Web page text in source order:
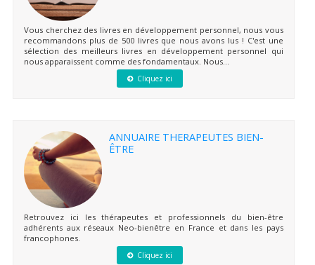
Vous cherchez des livres en développement personnel, nous vous
recommandons plus de 500 livres que nous avons lus ! C'est une
sélection des meilleurs livres en développement personnel qui
nous apparaissent comme des fondamentaux. Nous...
Cliquez ici
ANNUAIRE THERAPEUTES BIEN-
ÊTRE
Retrouvez ici les thérapeutes et professionnels du bien-être
adhérents aux réseaux Neo-bienêtre en France et dans les pays
francophones.
Cliquez ici